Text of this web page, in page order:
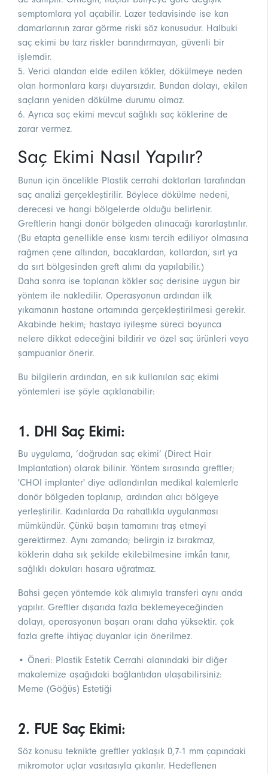
semptomlara yol açabilir. Lazer tedavisinde ise kan
damarlarının zarar görme riski söz konusudur. Halbuki
saç ekimi bu tarz riskler barındırmayan, güvenli bir
işlemdir.
5. Verici alandan elde edilen kökler, dökülmeye neden
olan hormonlara karşı duyarsızdır. Bundan dolayı, ekilen
saçların yeniden dökülme durumu olmaz.
6. Ayrıca saç ekimi mevcut sağlıklı saç köklerine de
zarar vermez.
Saç Ekimi Nasıl Yapılır?
Bunun için öncelikle Plastik cerrahi doktorları tarafından
saç analizi gerçekleştirilir. Böylece dökülme nedeni,
derecesi ve hangi bölgelerde olduğu belirlenir.
Greftlerin hangi donör bölgeden alınacağı kararlaştırılır.
(Bu etapta genellikle ense kısmı tercih ediliyor olmasına
rağmen çene altından, bacaklardan, kollardan, sırt ya
da sırt bölgesinden greft alımı da yapılabilir.)
Daha sonra ise toplanan kökler saç derisine uygun bir
yöntem ile nakledilir. Operasyonun ardından ilk
yıkamanın hastane ortamında gerçekleştirilmesi gerekir.
Akabinde hekim; hastaya iyileşme süreci boyunca
nelere dikkat edeceğini bildirir ve özel saç ürünleri veya
şampuanlar önerir.
Bu bilgilerin ardından, en sık kullanılan saç ekimi
yöntemleri ise şöyle açıklanabilir:
1. DHI Saç Ekimi:
Bu uygulama, ‘doğrudan saç ekimi’ (Direct Hair
Implantation) olarak bilinir. Yöntem sırasında greftler;
'CHOI implanter' diye adlandırılan medikal kalemlerle
donör bölgeden toplanıp, ardından alıcı bölgeye
yerleştirilir. Kadınlarda Da rahatlıkla uygulanması
mümkündür. Çünkü başın tamamını traş etmeyi
gerektirmez. Aynı zamanda; belirgin iz bırakmaz,
köklerin daha sık şekilde ekilebilmesine imkân tanır,
sağlıklı dokuları hasara uğratmaz.
Bahsi geçen yöntemde kök alımıyla transferi aynı anda
yapılır. Greftler dışarıda fazla beklemeyeceğinden
dolayı, operasyonun başarı oranı daha yüksektir. çok
fazla grefte ihtiyaç duyanlar için önerilmez.
• Öneri: Plastik Estetik Cerrahi alanındaki bir diğer
makalemize aşağıdaki bağlantıdan ulaşabilirsiniz:
Meme (Göğüs) Estetiği
2. FUE Saç Ekimi:
Söz konusu teknikte greftler yaklaşık 0,7-1 mm çapındaki
mikromotor uçlar vasıtasıyla çıkarılır. Hedeflenen